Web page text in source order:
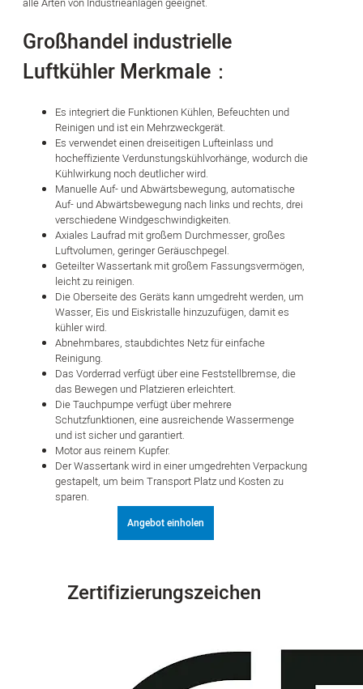
Großhandel industrielle
Luftkühler Merkmale：
Es integriert die Funktionen Kühlen, Befeuchten und
Reinigen und ist ein Mehrzweckgerät.
Es verwendet einen dreiseitigen Lufteinlass und
hocheffiziente Verdunstungskühlvorhänge, wodurch die
Kühlwirkung noch deutlicher wird.
Manuelle Auf- und Abwärtsbewegung, automatische
Auf- und Abwärtsbewegung nach links und rechts, drei
verschiedene Windgeschwindigkeiten.
Axiales Laufrad mit großem Durchmesser, großes
Luftvolumen, geringer Geräuschpegel.
Geteilter Wassertank mit großem Fassungsvermögen,
leicht zu reinigen.
Die Oberseite des Geräts kann umgedreht werden, um
Wasser, Eis und Eiskristalle hinzuzufügen, damit es
kühler wird.
Abnehmbares, staubdichtes Netz für einfache
Reinigung.
Das Vorderrad verfügt über eine Feststellbremse, die
das Bewegen und Platzieren erleichtert.
Die Tauchpumpe verfügt über mehrere
Schutzfunktionen, eine ausreichende Wassermenge
und ist sicher und garantiert.
Motor aus reinem Kupfer.
Der Wassertank wird in einer umgedrehten Verpackung
gestapelt, um beim Transport Platz und Kosten zu
sparen.
Angebot einholen
Zertifizierungszeichen